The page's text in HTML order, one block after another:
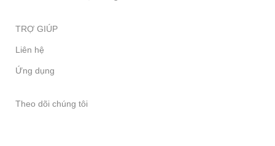
TRỢ GIÚP
Liên hệ
Ứng dụng
Theo dõi chúng tôi